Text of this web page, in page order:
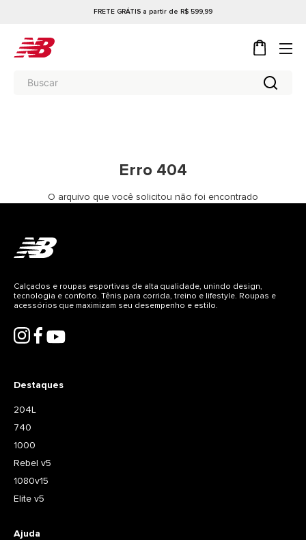
FRETE GRÁTIS a partir de R$ 599,99
Erro 404
O arquivo que você solicitou não foi encontrado
Destaques
204L
740
1000
Rebel v5
1080v15
Elite v5
Ajuda
Calçados e roupas esportivas de alta qualidade, unindo design,
tecnologia e conforto. Tênis para corrida, treino e lifestyle. Roupas e
acessórios que maximizam seu desempenho e estilo.